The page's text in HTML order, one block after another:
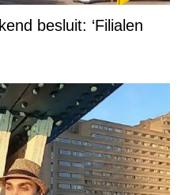
besluit: ‘Filialen